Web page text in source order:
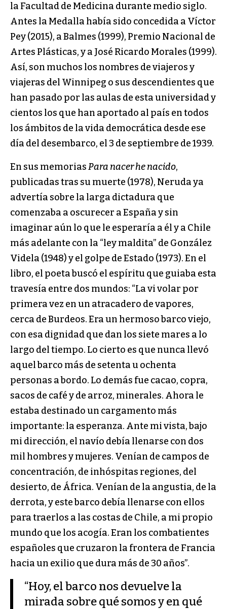
la Facultad de Medicina durante medio siglo.
Antes la Medalla había sido concedida a Víctor
Pey (2015), a Balmes (1999), Premio Nacional de
Artes Plásticas, y a José Ricardo Morales (1999).
Así, son muchos los nombres de viajeros y
viajeras del Winnipeg o sus descendientes que
han pasado por las aulas de esta universidad y
cientos los que han aportado al país en todos
los ámbitos de la vida democrática desde ese
día del desembarco, el 3 de septiembre de 1939.
En sus memoriasPara nacer he nacido,
publicadas tras su muerte (1978), Neruda ya
advertía sobre la larga dictadura que
comenzaba a oscurecer a España y sin
imaginar aún lo que le esperaría a él y a Chile
más adelante con la “ley maldita” de González
Videla (1948) y el golpe de Estado (1973). En el
libro, el poeta buscó el espíritu que guiaba esta
travesía entre dos mundos: “La vi volar por
primera vez en un atracadero de vapores,
cerca de Burdeos. Era un hermoso barco viejo,
con esa dignidad que dan los siete mares a lo
largo del tiempo. Lo cierto es que nunca llevó
aquel barco más de setenta u ochenta
personas a bordo. Lo demás fue cacao, copra,
sacos de café y de arroz, minerales. Ahora le
estaba destinado un cargamento más
importante: la esperanza. Ante mi vista, bajo
mi dirección, el navío debía llenarse con dos
mil hombres y mujeres. Venían de campos de
concentración, de inhóspitas regiones, del
desierto, de África. Venían de la angustia, de la
derrota, y este barco debía llenarse con ellos
para traerlos a las costas de Chile, a mi propio
mundo que los acogía. Eran los combatientes
españoles que cruzaron la frontera de Francia
hacia un exilio que dura más de 30 años”.
“Hoy, el barco nos devuelve la
mirada sobre qué somos y en qué